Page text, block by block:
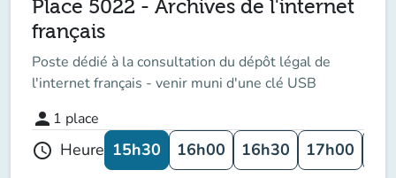
Place 5022 - Archives de l'internet
français
Poste dédié à la consultation du dépôt légal de
l'internet français - venir muni d'une clé USB
person 1 place
schedule Heure 15h30 16h00 16h30 17h00